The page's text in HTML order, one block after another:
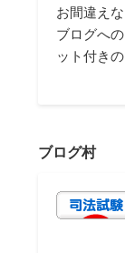
お間違え
ブログへ
ット付き
ブログ村